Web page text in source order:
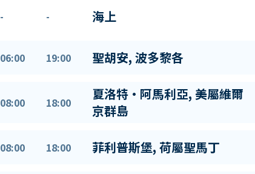
- - 海上
06:00 19:00 聖胡安, 波多黎各
08:00 18:00
夏洛特·阿馬利亞, 美屬維爾
京群島
08:00 18:00 菲利普斯堡, 荷屬聖馬丁